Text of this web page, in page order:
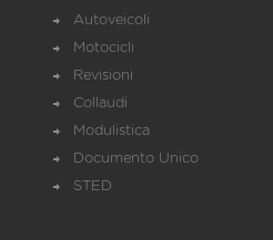
Autoveicoli
Motocicli
Revisioni
Collaudi
Modulistica
Documento Unico
STED